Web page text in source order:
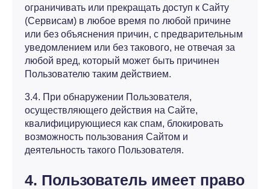
ограничивать или прекращать доступ к Сайту
(Сервисам) в любое время по любой причине
или без объяснения причин, с предварительным
уведомлением или без такового, не отвечая за
любой вред, который может быть причинен
Пользователю таким действием.
3.4. При обнаружении Пользователя,
осуществляющего действия на Сайте,
квалифицирующиеся как спам, блокировать
возможность пользования Сайтом и
деятельность такого Пользователя.
4. Пользователь имеет право